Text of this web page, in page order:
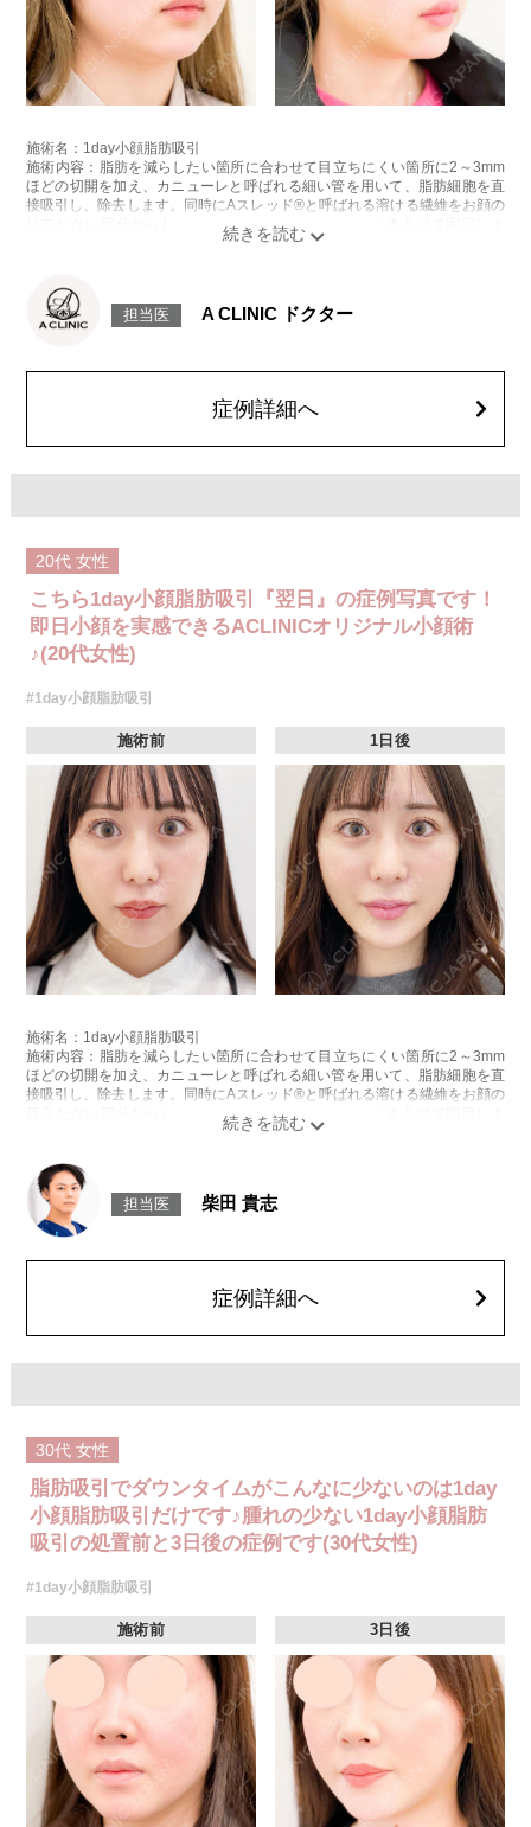
施術名：1day小顔脂肪吸引
施術内容：脂肪を減らしたい箇所に合わせて目立ちにくい箇所に2～3mm
ほどの切開を加え、カニューレと呼ばれる細い管を用いて、脂肪細胞を直
接吸引し、除去します。同時にAスレッド®と呼ばれる溶ける繊維をお顔の
目立たない部分から皮下へ挿入し、皮膚を内側から引き上げて固定しま
感などが術後一時的に生じることがございます。また、稀に貧血、細菌感
染症、左右差、施術箇所の知覚鈍麻、ぼこつき、硬結、瘢痕化、色素沈
顔の脂肪吸引箇所の追加 1ヶ所ごと+162,800円(税込)
オプション：笑気麻酔 3,300円(税込)
担当医 A CLINIC ドクター
症例詳細へ
20代 女性
こちら1day小顔脂肪吸引『翌日』の症例写真です！
即日小顔を実感できるACLINICオリジナル小顔術
♪(20代女性)
#1day小顔脂肪吸引
施術前 1日後
施術名：1day小顔脂肪吸引
施術内容：脂肪を減らしたい箇所に合わせて目立ちにくい箇所に2～3mm
ほどの切開を加え、カニューレと呼ばれる細い管を用いて、脂肪細胞を直
接吸引し、除去します。同時にAスレッド®と呼ばれる溶ける繊維をお顔の
目立たない部分から皮下へ挿入し、皮膚を内側から引き上げて固定しま
リスク、副作用：赤み、熱感、痛み、しびれ、むくみ、内出血、引き攣れ
感などが術後一時的に生じることがございます。また、稀に貧血、細菌感
染症、左右差、施術箇所の知覚鈍麻、ぼこつき、硬結、瘢痕化、色素沈
着、脂肪塞栓、皮膚のよれ、繊維の突出などを生じることがございます。
顔の脂肪吸引箇所の追加 1ヶ所ごと+162,800円(税込)
オプション：笑気麻酔 3,300円(税込)
担当医 柴田 貴志
症例詳細へ
30代 女性
脂肪吸引でダウンタイムがこんなに少ないのは1day
小顔脂肪吸引だけです♪腫れの少ない1day小顔脂肪
吸引の処置前と3日後の症例です(30代女性)
#1day小顔脂肪吸引
施術前 3日後